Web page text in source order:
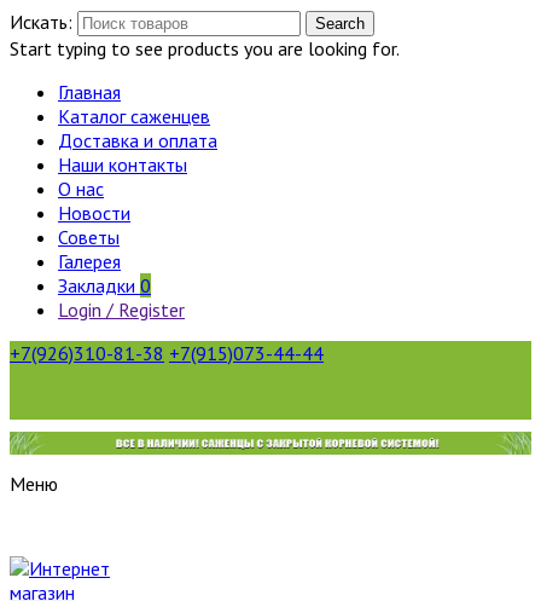
Искать: Search
Start typing to see products you are looking for.
Главная
Каталог саженцев
Доставка и оплата
Наши контакты
О нас
Новости
Советы
Галерея
Закладки 0
Login / Register
+7(926)310-81-38 +7(915)073-44-44
Меню